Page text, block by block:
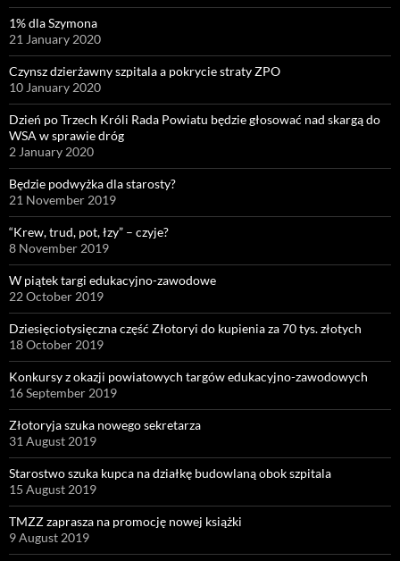
1% dla Szymona
21 January 2020
Czynsz dzierżawny szpitala a pokrycie straty ZPO
10 January 2020
Dzień po Trzech Króli Rada Powiatu będzie głosować nad skargą do
WSA w sprawie dróg
2 January 2020
Będzie podwyżka dla starosty?
21 November 2019
“Krew, trud, pot, łzy” – czyje?
8 November 2019
W piątek targi edukacyjno-zawodowe
22 October 2019
Dziesięciotysięczna część Złotoryi do kupienia za 70 tys. złotych
18 October 2019
Konkursy z okazji powiatowych targów edukacyjno-zawodowych
16 September 2019
Złotoryja szuka nowego sekretarza
31 August 2019
Starostwo szuka kupca na działkę budowlaną obok szpitala
15 August 2019
TMZZ zaprasza na promocję nowej książki
9 August 2019